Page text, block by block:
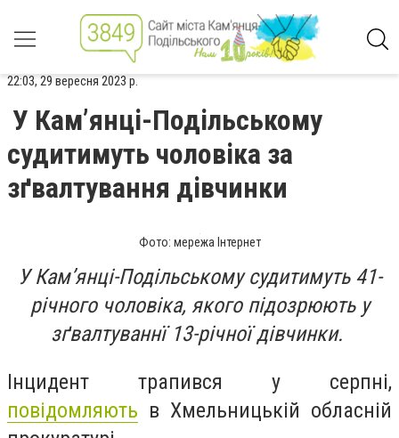
22:03, 29 вересня 2023 р.
У Кам’янці-Подільському
судитимуть чоловіка за
зґвалтування дівчинки
Фото: мережа Інтернет
У Кам’янці-Подільському судитимуть 41-
річного чоловіка, якого підозрюють у
зґвалтуваннї 13-річної дівчинки.
Інцидент трапився у серпні,
повідомляють в Хмельницькій обласній